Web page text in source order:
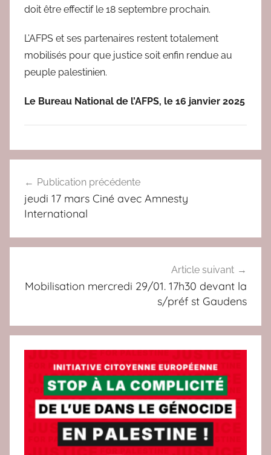
doit être effectif le 18 septembre prochain.
L’AFPS et ses partenaires restent totalement
mobilisés pour que justice soit enfin rendue au
peuple palestinien.
Le Bureau National de l’AFPS, le 16 janvier 2025
N
à
a
e
de
l’article
Publication précédente
jeudi 17 mars Ciné avec Amnesty
International
Article suivant
Mobilisation mercredi 29/01. 17h30 devant la
s/préf st Gaudens